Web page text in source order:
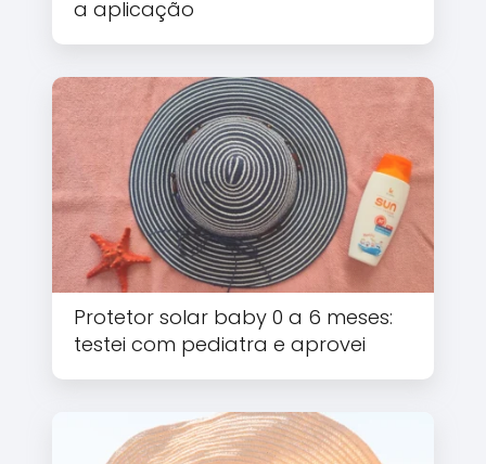
a aplicação
Protetor solar baby 0 a 6 meses:
testei com pediatra e aprovei